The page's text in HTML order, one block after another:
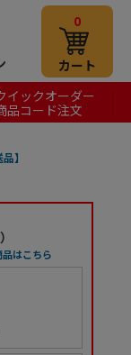
0
カート
イックオーダー
品コード注文
】
はこちら